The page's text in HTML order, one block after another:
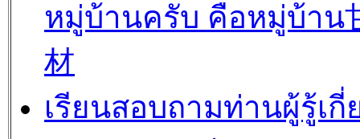
หมู่บ้านครับ คือหมู่บ้าน
材
เรียนสอบถามท่านผู้รู้เกี่